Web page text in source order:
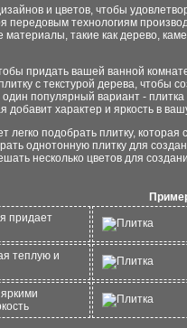
и цветов, чтобы
передовым технологиям
такие как дерево,
придать вашей ванной
с текстурой дерева, чтобы
популярный вариант - плитка
добавит характер и яркость в
подобрать плитку, которая
однотонную плитку для
несколько цветов для
придает
теплую и